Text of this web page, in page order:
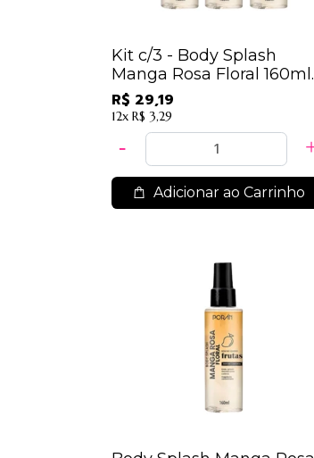
Kit c/3 - Body Splash
Manga Rosa Floral 160ml
Porán
R$ 29,19
12x R$ 3,29
Adicionar ao Carrinho